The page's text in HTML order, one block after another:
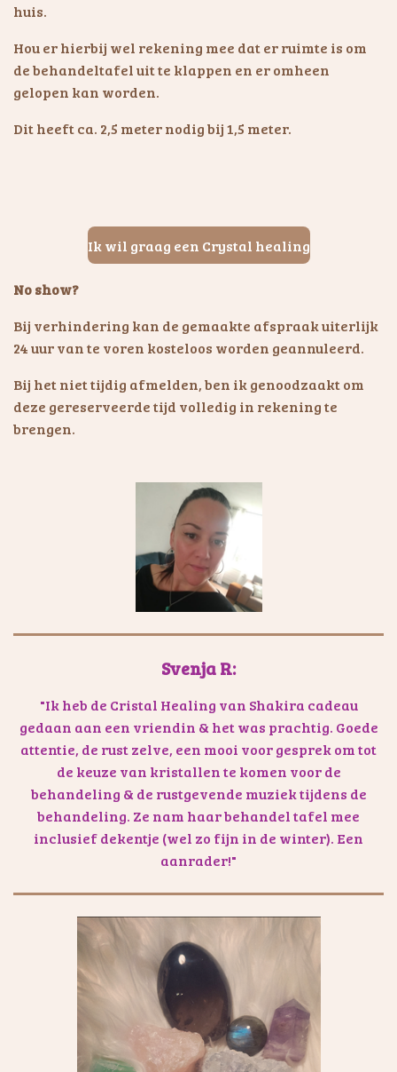
huis.
Hou er hierbij wel rekening mee dat er ruimte is om
de behandeltafel uit te klappen en er omheen
gelopen kan worden.
Dit heeft ca. 2,5 meter nodig bij 1,5 meter.
Ik wil graag een Crystal healing
No show?
Bij verhindering kan de gemaakte afspraak uiterlijk
24 uur van te voren kosteloos worden geannuleerd.
Bij het niet tijdig afmelden, ben ik genoodzaakt om
deze gereserveerde tijd volledig in rekening te
brengen.
Svenja R:
"Ik heb de Cristal Healing van Shakira cadeau
gedaan aan een vriendin & het was prachtig. Goede
attentie, de rust zelve, een mooi voor gesprek om tot
de keuze van kristallen te komen voor de
behandeling & de rustgevende muziek tijdens de
behandeling. Ze nam haar behandel tafel mee
inclusief dekentje (wel zo fijn in de winter). Een
aanrader!"